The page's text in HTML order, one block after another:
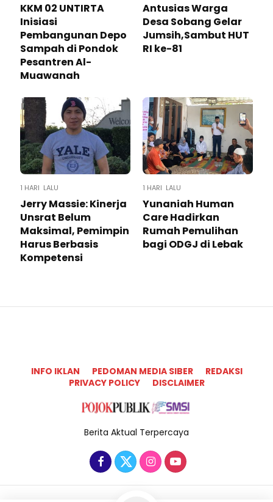
KKM 02 UNTIRTA
Inisiasi
Pembangunan Depo
Sampah di Pondok
Pesantren Al-
Muawanah
Antusias Warga
Desa Sobang Gelar
Jumsih,Sambut HUT
RI ke-81
1 HARI LALU
Jerry Massie: Kinerja
Unsrat Belum
Maksimal, Pemimpin
Harus Berbasis
Kompetensi
1 HARI LALU
Yunaniah Human
Care Hadirkan
Rumah Pemulihan
bagi ODGJ di Lebak
INFO IKLAN PEDOMAN MEDIA SIBER
REDAKSI
PRIVACY POLICY
DISCLAIMER
Berita Aktual Terpercaya